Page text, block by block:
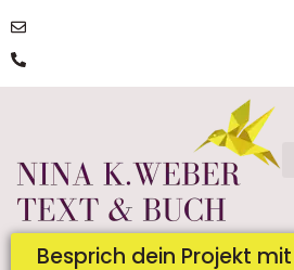
Besprich dein Projekt